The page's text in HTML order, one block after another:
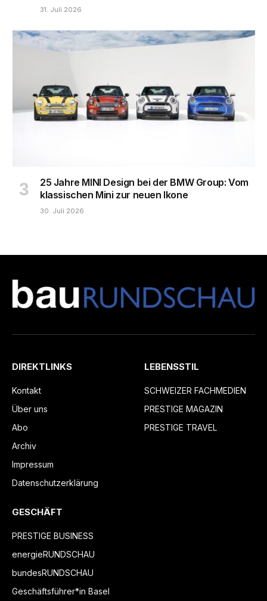
31. Juli 2026
25 Jahre MINI Design bei der BMW Group: Vom
klassischen Mini zur neuen Ikone
30. Juli 2026
DIREKTLINKS
Kontakt
Über uns
Abo
Archiv
Impressum
Datenschutzerklärung
LEBENSSTIL
SCHWEIZER FACHMEDIEN
PRESTIGE MAGAZIN
PRESTIGE TRAVEL
GESCHÄFT
PRESTIGE BUSINESS
energieRUNDSCHAU
bundesRUNDSCHAU
Geschäftsführer*in Basel